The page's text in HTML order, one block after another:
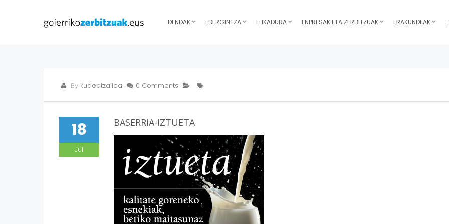
DENDAK EDERGINTZA ELIKADURA ENPRESAK ETA ZERBITZUAK ERAKUNDEAK
By kudeatzailea 0 Comments
18
Jul
BASERRIA-IZTUETA